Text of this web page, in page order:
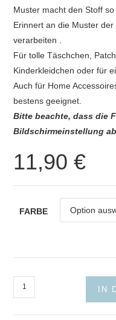
Muster macht den Stoff so
Erinnert an die Muster
verarbeiten .
Für tolle Täschchen,
Kinderkleidchen oder für
Auch für Home
bestens geeignet.
Bitte beachte, dass die
Bildschirmeinstellung
11,90€
FARBE
Baumwollstoff
Retro
IN